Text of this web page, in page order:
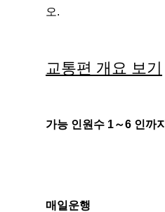
오.
교통편 개요 보기
가능 인원수 1～6 인까지
매일운행